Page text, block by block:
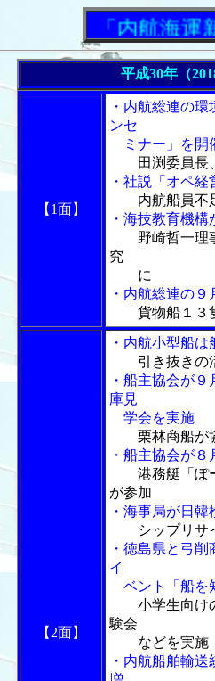
「内航海運新聞
平成30年（
【1面】
・内航総連の
ンセ
ミナー」を開
田渕委員長
・社説「オペ
内航船員不
・海技教育機
野崎哲一理
究
に
・内航総連の
貨物船１３
【2面】
・内航小型船
引き抜きの
・船主協会が
庫見
学会を実施
栗林商船が
・船主協会が
港務艇「ぽ
が参加
・海事局が日
シップリサ
・徳島県と弓
イ
ベント「船を
小学生向け
験会
などを実施
・内航船舶輸